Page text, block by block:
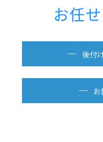
お任
後付